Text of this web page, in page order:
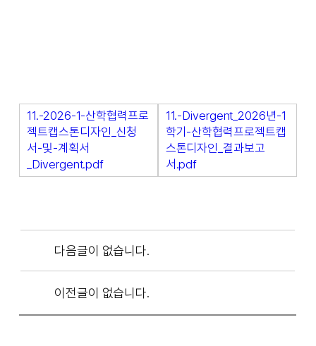
11.-2026-1-산학협력프로
젝트캡스톤디자인_신청
서-및-계획서
_Divergent.pdf
11.-Divergent_2026년-1
학기-산학협력프로젝트캡
스톤디자인_결과보고
서.pdf
다음글이 없습니다.
이전글이 없습니다.